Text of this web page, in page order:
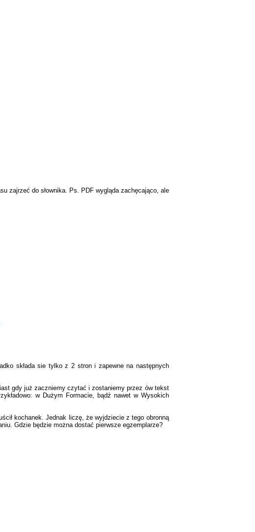
zajrzeć do słownika. Ps. PDF wygląda zachęcająco, ale
składa sie tylko z 2 stron i zapewne na następnych
gdy już zaczniemy czytać i zostaniemy przez ów tekst
w Dużym Formacie, bądź nawet w Wysokich
kochanek. Jednak liczę, że wyjdziecie z tego obronną
Gdzie będzie można dostać pierwsze egzemplarze?